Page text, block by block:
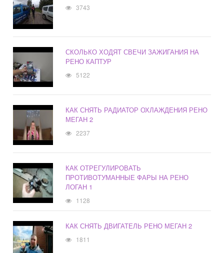
3743
СКОЛЬКО ХОДЯТ СВЕЧИ ЗАЖИГАНИЯ НА
РЕНО КАПТУР
5122
КАК СНЯТЬ РАДИАТОР ОХЛАЖДЕНИЯ РЕНО
МЕГАН 2
2237
КАК ОТРЕГУЛИРОВАТЬ
ПРОТИВОТУМАННЫЕ ФАРЫ НА РЕНО
ЛОГАН 1
1128
КАК СНЯТЬ ДВИГАТЕЛЬ РЕНО МЕГАН 2
1811